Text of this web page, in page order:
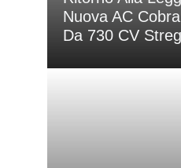
Nuova AC
Da 730 CV